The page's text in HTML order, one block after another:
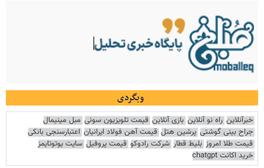
وبگردی
خبرآنلاین راه نو آنلاین بازی آنلاین قیمت تلویزیون سونی مبل مینیمال
جراح بینی گوشتی پرشین هتل قیمت آهن فولاد ایرانیان اعتبارسنجی بانکی
قیمت طلا امروز بلیط قطار شرکت رادوکو قیمت پروفیل سایت یوتوتایمز
خرید اکانت chatgpt